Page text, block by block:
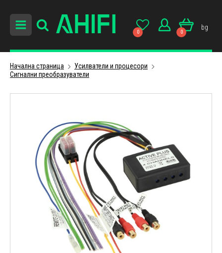
0 0
bg
Начална страница
Усилватели и процесори
Сигнални преобразуватели